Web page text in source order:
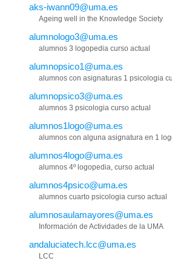
aks-iwann09@uma.es
Ageing well in the Knowledge Society
alumnologo3@uma.es
alumnos 3 logopedia curso actual
alumnopsico1@uma.es
alumnos con asignaturas 1 psicologia
alumnopsico3@uma.es
alumnos 3 psicologia curso actual
alumnos1logo@uma.es
alumnos con alguna asignatura en 1
alumnos4logo@uma.es
alumnos 4º logopedia, curso actual
alumnos4psico@uma.es
alumnos cuarto psicologia curso actual
alumnosaulamayores@uma.es
Información de Actividades de la UMA
andaluciatech.lcc@uma.es
LCC